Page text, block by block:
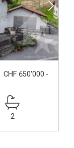
CHF 650'000.-
2